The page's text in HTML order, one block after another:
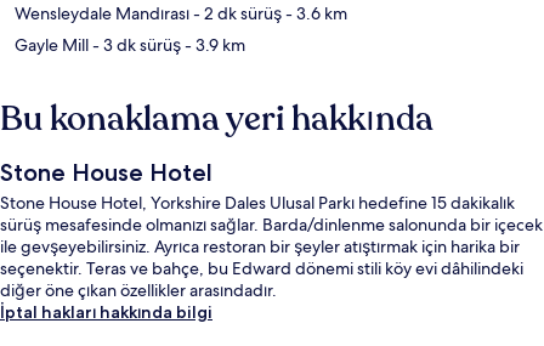
Wensleydale Mandırası- 2 dk sürüş- 3.6 km
Gayle Mill- 3 dk sürüş- 3.9 km
Bu konaklama yeri hakkında
Stone House Hotel
Stone House Hotel, Yorkshire Dales Ulusal Parkı hedefine 15 dakikalık
sürüş mesafesinde olmanızı sağlar. Barda/dinlenme salonunda bir içecek
ile gevşeyebilirsiniz. Ayrıca restoran bir şeyler atıştırmak için harika bir
seçenektir. Teras ve bahçe, bu Edward dönemi stili köy evi dâhilindeki
diğer öne çıkan özellikler arasındadır.
İptal hakları hakkında bilgi